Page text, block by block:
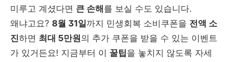
미루고 계셨다면 큰 손해 를 보실 수도 있습니다.
왜냐고요? 8월 31일까지 민생회복 소비쿠폰을 전액 소
진하면 최대 5만원의 추가 쿠폰을 받을 수 있는 이벤트
가 있거든요! 지금부터 이 꿀팁을 놓치지 않도록 자세